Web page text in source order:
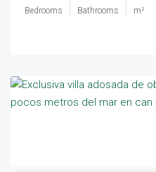
Bedrooms Bathrooms m²